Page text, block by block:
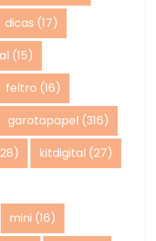
dicas (17)
(15)
feltro (16)
garotapapel (316)
kitdigital (27)
mini (16)